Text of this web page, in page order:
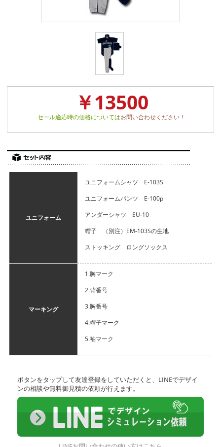
￥13500
セール適応時の価格についてはお問い合わせください！
ユニフォーム
ユニフォームシャツ E-103S
ユニフォームパンツ E-100p
アンダーシャツ EU-10
帽子 （別注）EM-103Sの生地
ストッキング ロングソックス
マーキング
1.胸マーク
2.背番号
3.胸番号
4.帽子マーク
5.袖マーク
ボタンをタップして友達登録をしていただくと、LINEでデザイ
ンの相談や無料御見積の依頼が行えます。